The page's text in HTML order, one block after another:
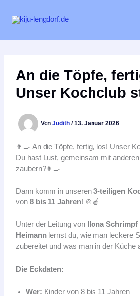
Inhalt
An die Töpfe,
Unser Kochclub
Von Judith /13. Januar 2026
👨‍🍳 An die Töpfe, fertig, los! Unser
Du hast Lust, gemeinsam mit
zaubern?👩‍🍳
Dann komm in unseren 3-teiligen
von 8 bis 11 Jahren! 🍲🍎
Unter der Leitung von Ilona Schrimpf
Heimannlernst du, wie man leckere
zubereitet und was man in der Küche
Die Eckdaten:
Wer: Kinder von 8 bis 11 Jahren